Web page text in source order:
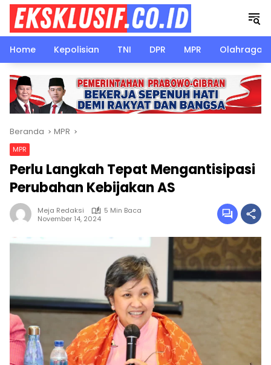
Langsung
konten
Home
Kepolisian TNI DPR MPR Olahraga
Beranda MPR
MPR
Perlu Langkah Tepat Mengantisipasi
Perubahan Kebijakan AS
Meja Redaksi
5 Min Baca
November 14, 2024